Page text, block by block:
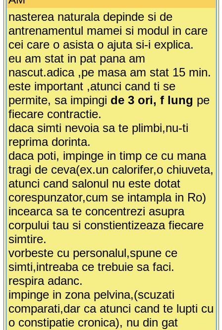
nasterea naturala depinde si de
antrenamentul mamei si modul in care
cei care o asista o ajuta si-i explica.
eu am stat in pat pana am
nascut.adica ,pe masa am stat 15 min.
este important ,atunci cand ti se
permite, sa impingi de 3 ori, f lung pe
fiecare contractie.
daca simti nevoia sa te plimbi,nu-ti
reprima dorinta.
daca poti, impinge in timp ce cu mana
tragi de ceva(ex.un calorifer,o chiuveta,
atunci cand salonul nu este dotat
corespunzator,cum se intampla in Ro)
incearca sa te concentrezi asupra
corpului tau si constientizeaza fiecare
simtire.
vorbeste cu personalul,spune ce
simti,intreaba ce trebuie sa faci.
respira adanc.
impinge in zona pelvina,(scuzati
comparati,dar ca atunci cand te lupti cu
o constipatie cronica), nu din gat